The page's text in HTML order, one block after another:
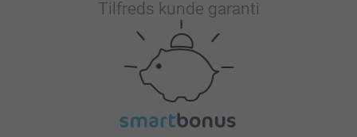
Tilfreds kunde garanti